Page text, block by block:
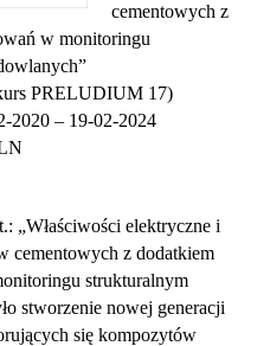
cementowych z
w monitoringu
PRELUDIUM 17)
2020 – 19-02-2024
„Właściwości elektryczne i
cementowych z dodatkiem
strukturalnym
stworzenie nowej generacji
się kompozytów